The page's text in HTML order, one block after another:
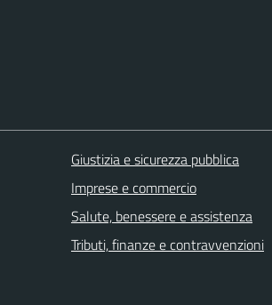
Giustizia e sicurezza pubblica
Imprese e commercio
Salute, benessere e assistenza
Tributi, finanze e contravvenzioni